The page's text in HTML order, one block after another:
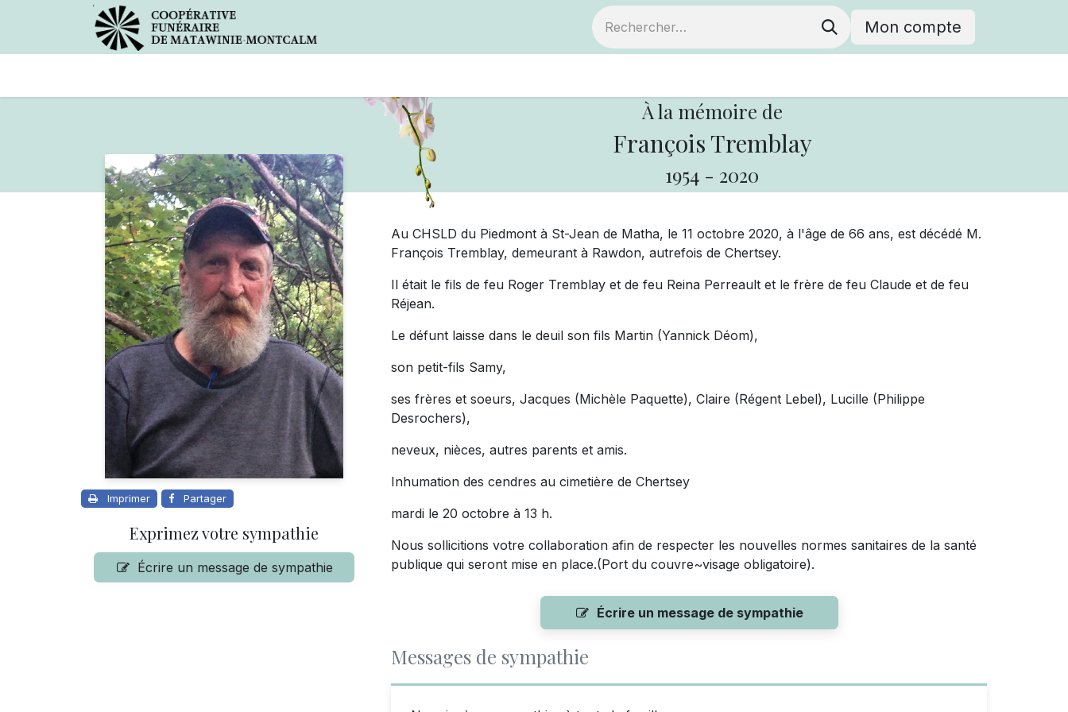
Mon compte
À la mémoire de
François Tremblay
1954 - 2020
Imprimer Partager
Exprimez votre sympathie
Écrire un message de sympathie
Au CHSLD du Piedmont à St-Jean de Matha, le 11 octobre 2020, à l'âge de 66 ans, est décédé M.
François Tremblay, demeurant à Rawdon, autrefois de Chertsey.
Il était le fils de feu Roger Tremblay et de feu Reina Perreault et le frère de feu Claude et de feu
Réjean.
Le défunt laisse dans le deuil son fils Martin (Yannick Déom),
son petit-fils Samy,
ses frères et soeurs, Jacques (Michèle Paquette), Claire (Régent Lebel), Lucille (Philippe
Desrochers),
neveux, nièces, autres parents et amis.
Inhumation des cendres au cimetière de Chertsey
mardi le 20 octobre à 13 h.
Nous sollicitions votre collaboration afin de respecter les nouvelles normes sanitaires de la santé
publique qui seront mise en place.(Port du couvre~visage obligatoire)­.
Écrire un message de sympathie
Messages de sympathie